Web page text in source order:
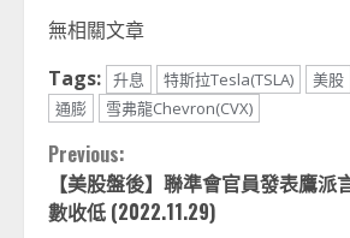
無相關文章
Tags: 升息 特斯拉Tesla(TSLA) 美股
通膨
雪弗龍Chevron(CVX)
Continue
Reading
Previous:
【美股盤後】聯準會官員發表鷹派
數收低 (2022.11.29)